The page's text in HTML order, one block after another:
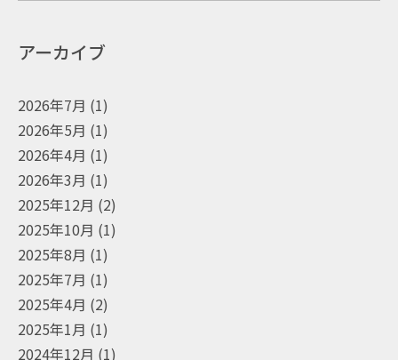
アーカイブ
2026年7月 (1)
2026年5月 (1)
2026年4月 (1)
2026年3月 (1)
2025年12月 (2)
2025年10月 (1)
2025年8月 (1)
2025年7月 (1)
2025年4月 (2)
2025年1月 (1)
2024年12月 (1)